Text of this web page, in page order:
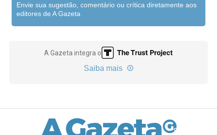
Envie sua sugestão, comentário ou crítica diretamente aos
editores de A Gazeta
A Gazeta integra o
Saiba mais